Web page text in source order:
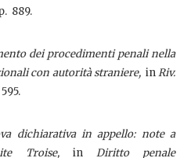
889.
dei procedimenti penali nella
con autorità straniere, inRiv.
dichiarativa in appello: note a
Troise, in Diritto penale